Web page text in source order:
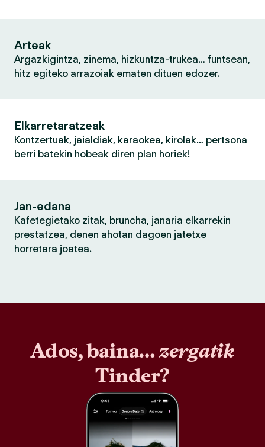
Arteak
Argazkigintza, zinema, hizkuntza-trukea… funtsean,
hitz egiteko arrazoiak ematen dituen edozer.
Elkarretaratzeak
Kontzertuak, jaialdiak, karaokea, kirolak… pertsona
berri batekin hobeak diren plan horiek!
Jan-edana
Kafetegietako zitak, bruncha, janaria elkarrekin
prestatzea, denen ahotan dagoen jatetxe
horretara joatea.
Ados, baina…zergatik
Tinder?